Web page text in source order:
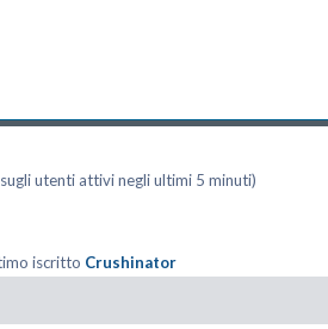
utenti attivi negli ultimi 5 minuti)
iscritto Crushinator